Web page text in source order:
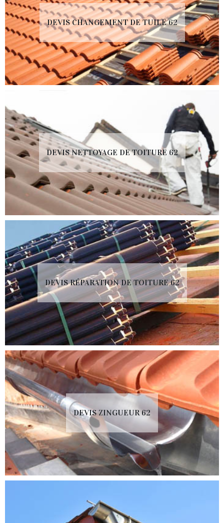
DEVIS CHANGEMENT DE TUILE 62
DEVIS NETTOYAGE DE TOITURE 62
DEVIS RÉPARATION DE TOITURE 62
DEVIS ZINGUEUR 62